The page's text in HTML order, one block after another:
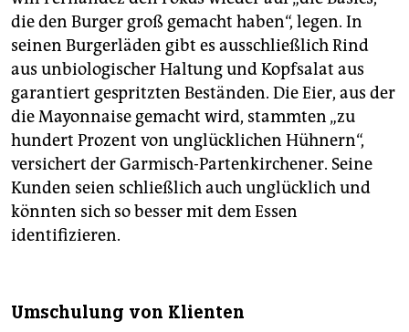
die den Burger groß gemacht haben“, legen. In
seinen Burgerläden gibt es ausschließlich Rind
aus unbiologischer Haltung und Kopfsalat aus
garantiert gespritzten Beständen. Die Eier, aus der
die Mayonnaise gemacht wird, stammten „zu
hundert Prozent von unglücklichen Hühnern“,
versichert der Garmisch-Partenkirchener. Seine
Kunden seien schließlich auch unglücklich und
könnten sich so besser mit dem Essen
identifizieren.
Umschulung von Klienten